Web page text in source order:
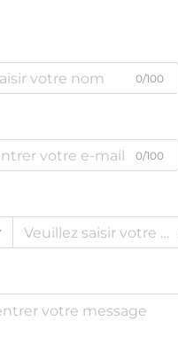
0/100
0/100